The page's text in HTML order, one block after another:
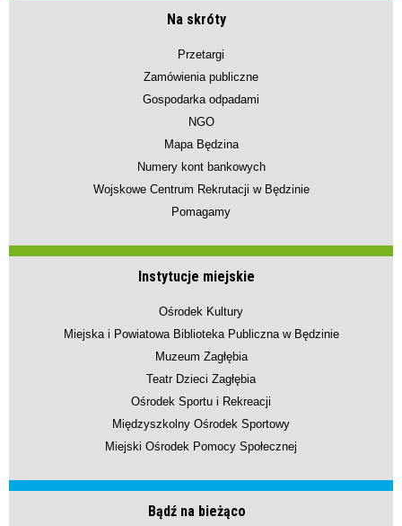
Na skróty
Przetargi
Zamówienia publiczne
Gospodarka odpadami
NGO
Mapa Będzina
Numery kont bankowych
Wojskowe Centrum Rekrutacji w Będzinie
Pomagamy
Instytucje miejskie
Ośrodek Kultury
Miejska i Powiatowa Biblioteka Publiczna w Będzinie
Muzeum Zagłębia
Teatr Dzieci Zagłębia
Ośrodek Sportu i Rekreacji
Międzyszkolny Ośrodek Sportowy
Miejski Ośrodek Pomocy Społecznej
Bądź na bieżąco